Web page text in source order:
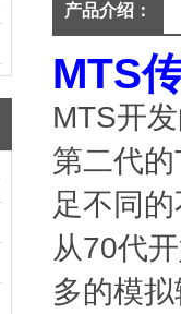
产品介绍：
MTS
MTS开
第二代
足不同
从70代
多的模